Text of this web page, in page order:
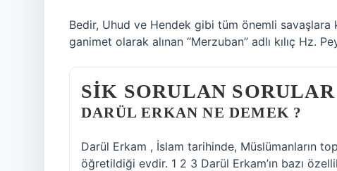
Bedir, Uhud ve Hendek gibi tüm önemli savaşlara
ganimet olarak alınan “Merzuban” adlı kılıç Hz.
SIK SORULAN SORULAR
DARÜL ERKAN NE DEMEK ?
Darül Erkam , İslam tarihinde, Müslümanların
öğretildiği evdir. 1 2 3 Darül Erkam’ın bazı